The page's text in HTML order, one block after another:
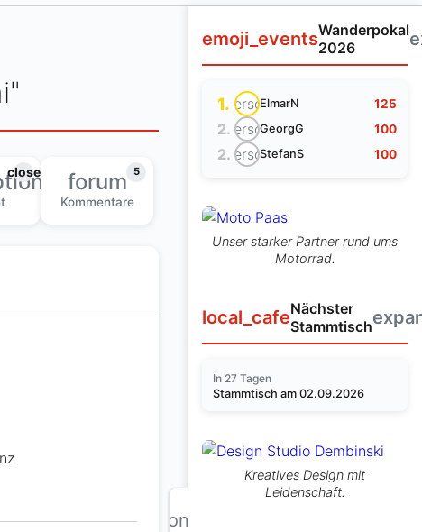
close forum
Kommentare
5
chevron_right
emoji_eventsWanderpokal
2026
1.personElmarN 125
2.personGeorgG 100
2.personStefanS 100
Unser starker Partner rund ums
Motorrad.
local_cafeNächster
Stammtisch
In 27 Tagen
Stammtisch am 02.09.2026
Kreatives Design mit
Leidenschaft.